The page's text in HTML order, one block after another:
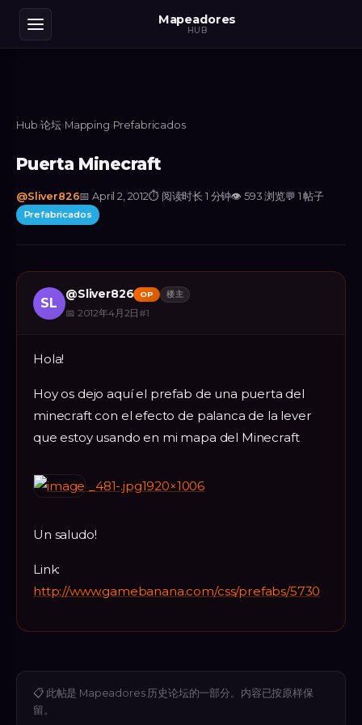
Mapeadores
HUB
Hub›论坛›Mapping›Prefabricados
Puerta Minecraft
@Sliver826📅April 2, 2012⏱ 阅读时长 1 分钟👁 593 浏览💬 1 帖子
Prefabricados
SL
@Sliver826 OP 楼主
📅 2012年4月2日 #1
Hola!
Hoy os dejo aquí el prefab de una puerta del
minecraft con el efecto de palanca de la lever
que estoy usando en mi mapa del Minecraft
_481-.jpg1920×1006
Un saludo!
Link:
http://www.gamebanana.com/css/prefabs/5730
📋 此帖是 Mapeadores 历史论坛的一部分。内容已按原样保
留。